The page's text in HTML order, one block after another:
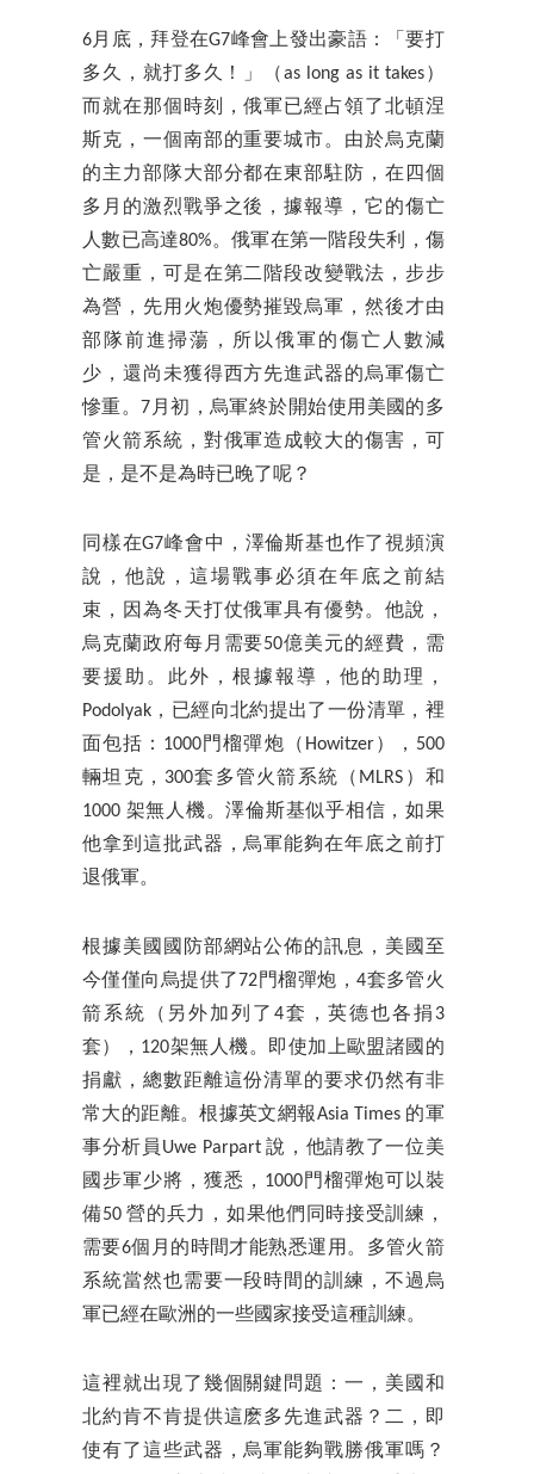
6月底，拜登在G7峰會上發出豪語：「要打
多久，就打多久！」（as long as it takes）
而就在那個時刻，俄軍已經占領了北頓涅
斯克，一個南部的重要城市。由於烏克蘭
的主力部隊大部分都在東部駐防，在四個
多月的激烈戰爭之後，據報導，它的傷亡
人數已高達80%。俄軍在第一階段失利，傷
亡嚴重，可是在第二階段改變戰法，步步
為營，先用火炮優勢摧毀烏軍，然後才由
部隊前進掃蕩，所以俄軍的傷亡人數減
少，還尚未獲得西方先進武器的烏軍傷亡
慘重。7月初，烏軍終於開始使用美國的多
管火箭系統，對俄軍造成較大的傷害，可
是，是不是為時已晚了呢？
同樣在G7峰會中，澤倫斯基也作了視頻演
說，他說，這場戰事必須在年底之前結
束，因為冬天打仗俄軍具有優勢。他說，
烏克蘭政府每月需要50億美元的經費，需
要援助。此外，根據報導，他的助理，
Podolyak，已經向北約提出了一份清單，裡
面包括：1000門榴彈炮（Howitzer），500
輛坦克，300套多管火箭系統（MLRS）和
1000 架無人機。澤倫斯基似乎相信，如果
他拿到這批武器，烏軍能夠在年底之前打
退俄軍。
根據美國國防部網站公佈的訊息，美國至
今僅僅向烏提供了72門榴彈炮，4套多管火
箭系統（另外加列了4套，英德也各捐3
套），120架無人機。即使加上歐盟諸國的
捐獻，總數距離這份清單的要求仍然有非
常大的距離。根據英文網報Asia Times 的軍
事分析員Uwe Parpart 說，他請教了一位美
國步軍少將，獲悉，1000門榴彈炮可以裝
備50 營的兵力，如果他們同時接受訓練，
需要6個月的時間才能熟悉運用。多管火箭
系統當然也需要一段時間的訓練，不過烏
軍已經在歐洲的一些國家接受這種訓練。
這裡就出現了幾個關鍵問題：一，美國和
北約肯不肯提供這麽多先進武器？二，即
使有了這些武器，烏軍能夠戰勝俄軍嗎？